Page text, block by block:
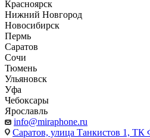
Красноярск
Нижний Новгород
Новосибирск
Пермь
Саратов
Сочи
Тюмень
Ульяновск
Уфа
Чебоксары
Ярославль
info@miraphone.ru
Саратов, улица Танкистов 1, ТК